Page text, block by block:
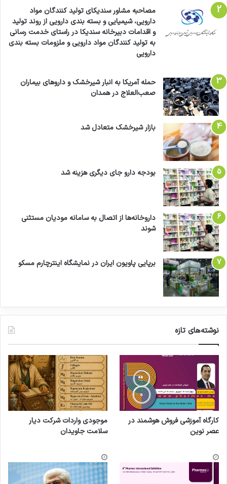
مصاحبه مشاور سندیکای تولید کنندگان مواد
دارویی، شیمیایی و بسته بندی دارویی از روند تولید
و اقدامات دبیرخانه سندیکا در راستای خدمت رسانی
به تولید کنندگان مواد دارویی و ملزومات بسته بندی
دارویی
حمله آمریکا به انبار شیرخشک و داروهای بیماران
صعب‌العلاج در همدان
بازار شیرخشک متعادل شد
بودجه دارو جای دیگری هزینه شد
داروخانه‌ها از اتصال به سامانه مودیان مستثنی
شوند
برپایی پاویون ایران در نمایشگاه اینترچارم مسکو
نوشته‌های تازه
کارگاه آموزشی فروش هوشمند در
عصر نوین
موجودی واردات شرکت دیار
سلامت جاویدان